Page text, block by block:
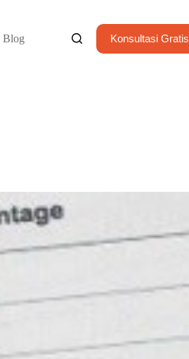
Blog Konsultasi Gratis